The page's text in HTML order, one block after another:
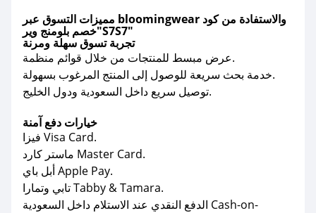
مميزات التسوق عبر bloomingwear والاستفادة من كود
خصم بلومنج وير"S7S7"
تجربة تسوق سهلة ومرنة
عرض مبسط للمنتجات من خلال قوائم منظمة.
خدمة بحث سريعة للوصول إلى المنتج المرغوب بسهولة.
توصيل سريع داخل السعودية ودول الخليج.
خيارات دفع آمنة
فيزا Visa Card.
ماستر كارد Master Card.
أبل باي Apple Pay.
تابي وتمارا Tabby & Tamara.
الدفع النقدي عند الاستلام داخل السعودية Cash-on-